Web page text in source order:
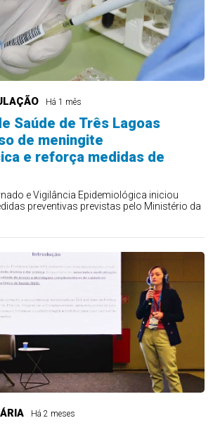
Há 1 mês
Saúde de Três Lagoas
de meningite
e reforça medidas de
e Vigilância Epidemiológica iniciou
preventivas previstas pelo Ministério da
Há 2 meses